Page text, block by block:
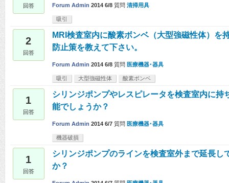
回答 Forum Admin 2014 6/8 質問 清掃用具
吸引
2
回答
MRI検査室内に酸素ボンベ（大型強磁性体）を
防止策を教えて下さい。
Forum Admin 2014 6/8 質問 医療機器･器具
吸引 大型強磁性体 酸素ボンベ
1
回答
シリンジポンプやレスピレータを検査室内に持
能でしょうか？
Forum Admin 2014 6/7 質問 医療機器･器具
機器破損
1
回答
シリンジポンプのラインを検査室外まで延長し
か？